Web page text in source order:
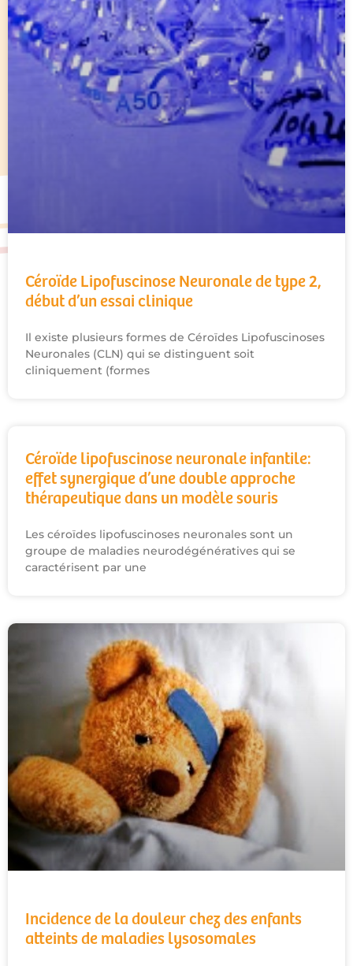
Céroïde Lipofuscinose Neuronale de type 2,
début d’un essai clinique
Il existe plusieurs formes de Céroïdes Lipofuscinoses
Neuronales (CLN) qui se distinguent soit
cliniquement (formes
Céroïde lipofuscinose neuronale infantile:
effet synergique d’une double approche
thérapeutique dans un modèle souris
Les céroïdes lipofuscinoses neuronales sont un
groupe de maladies neurodégénératives qui se
caractérisent par une
Incidence de la douleur chez des enfants
atteints de maladies lysosomales